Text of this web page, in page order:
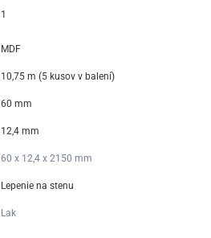
1
MDF
10,75 m (5 kusov v balení)
60 mm
12,4 mm
60 x 12,4 x 2150 mm
Lepenie na stenu
Lak